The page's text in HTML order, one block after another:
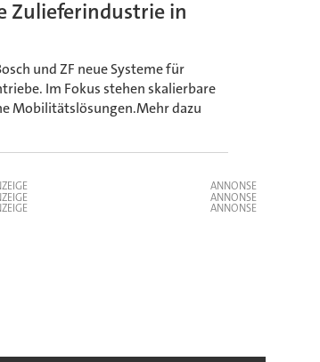
Zulieferindustrie in
und ZF neue Systeme für
Im Fokus stehen skalierbare
Mobilitätslösungen.Mehr dazu